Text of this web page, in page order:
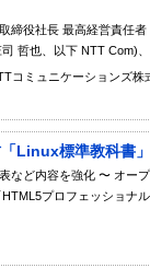
締役社長 最高経営責任
哲也、以下 NTT Com)
コミュニケーションズ
Linux標準教科書
など内容を強化 〜 オー
プロフェッショナ